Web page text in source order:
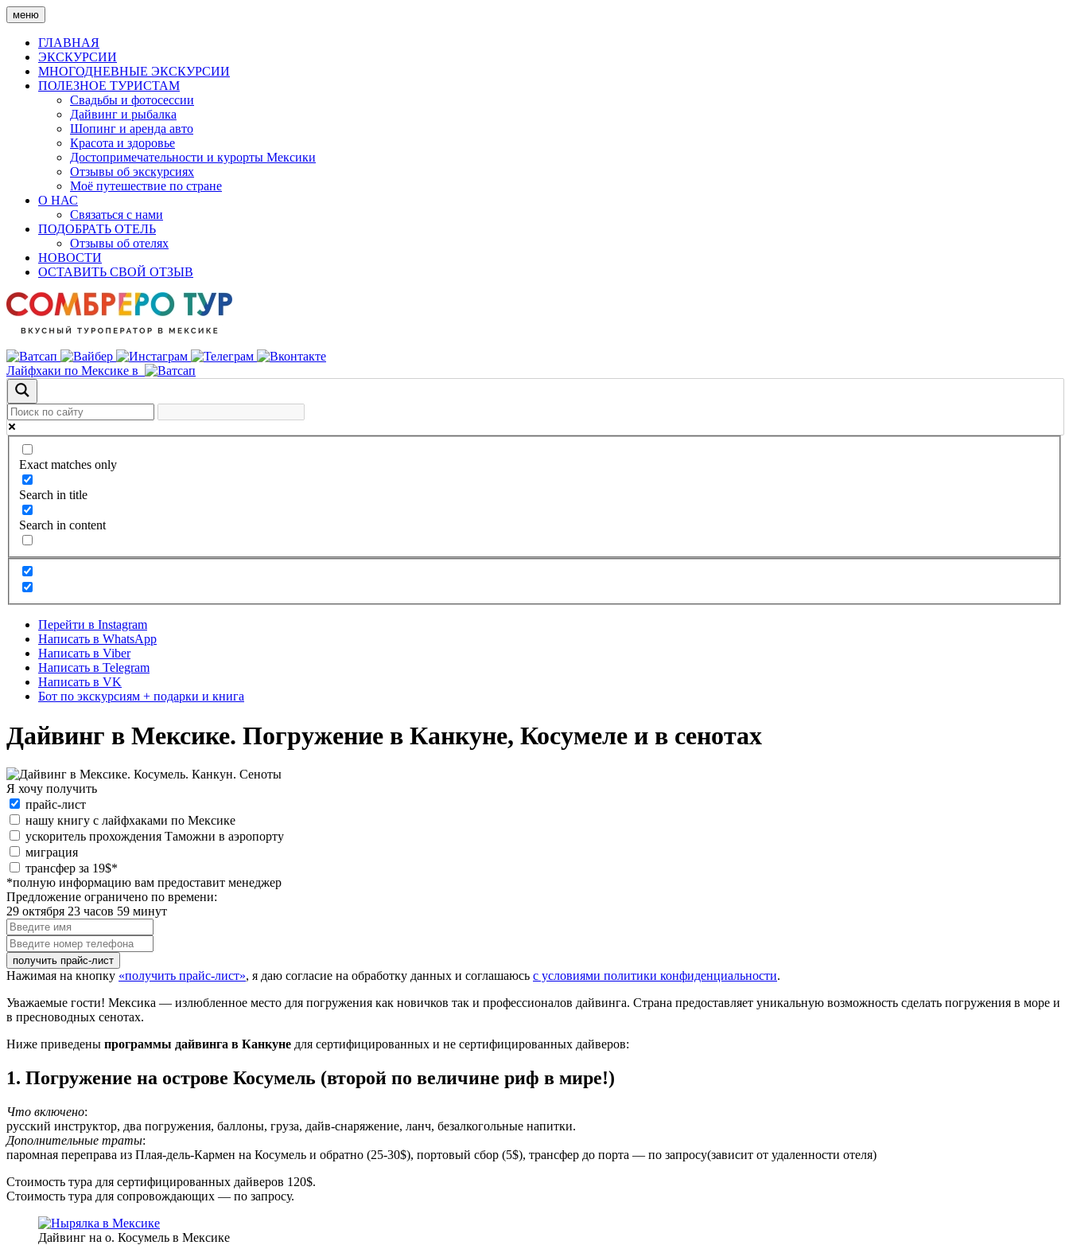
Skip
to
content
меню
ГЛАВНАЯ
ЭКСКУРСИИ
МНОГОДНЕВНЫЕ ЭКСКУРСИИ
ПОЛЕЗНОЕ ТУРИСТАМ
Свадьбы и фотосессии
Дайвинг и рыбалка
Шопинг и аренда авто
Красота и здоровье
Достопримечательности и курорты Мексики
Отзывы об экскурсиях
Моё путешествие по стране
О НАС
Связаться с нами
ПОДОБРАТЬ ОТЕЛЬ
Отзывы об отелях
НОВОСТИ
ОСТАВИТЬ СВОЙ ОТЗЫВ
Лайфхаки по Мексике в
Exact matches only
Search in title
Search in content
Перейти в Instagram
Написать в WhatsApp
Написать в Viber
Написать в Telegram
Написать в VK
Бот по экскурсиям + подарки и книга
Дайвинг в Мексике. Погружение в Канкуне, Косумеле и в сенотах
Я хочу получить
Я
хочу
получить:
прайс-лист
нашу книгу с лайфхаками по Мексике
ускоритель прохождения Таможни в аэропорту
миграция
special_offer2
трансфер за 19$*
*полную информацию вам предоставит менеджер
Предложение ограничено по времени:
29 октября 23 часов 59 минут
Введите
имя
Введите
номер
телефона
Нажимая на кнопку «получить прайс-лист», я даю согласие на обработку данных и соглашаюсь с условиями политики конфиденциальности.
Уважаемые гости! Мексика — излюбленное место для погружения как новичков так и профессионалов дайвинга. Страна предоставляет уникальную возможность сделать погружения в море и
в пресноводных сенотах.
Ниже приведены программы дайвинга в Канкуне для сертифицированных и не сертифицированных дайверов:
1. Погружение на острове Косумель (второй по величине риф в мире!)
Что включено:
русский инструктор, два погружения, баллоны, груза, дайв-снаряжение, ланч, безалкогольные напитки.
Дополнительные траты:
паромная переправа из Плая-дель-Кармен на Косумель и обратно (25-30$), портовый сбор (5$), трансфер до порта — по запросу(зависит от удаленности отеля)
Стоимость тура для сертифицированных дайверов 120$.
Стоимость тура для сопровождающих — по запросу.
Дайвинг на о. Косумель в Мексике